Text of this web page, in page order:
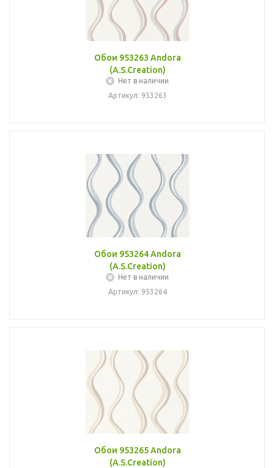
Обои 953263 Andora
(A.S.Creation)
Нет в наличии
Артикул: 953263
Обои 953264 Andora
(A.S.Creation)
Нет в наличии
Артикул: 953264
Обои 953265 Andora
(A.S.Creation)